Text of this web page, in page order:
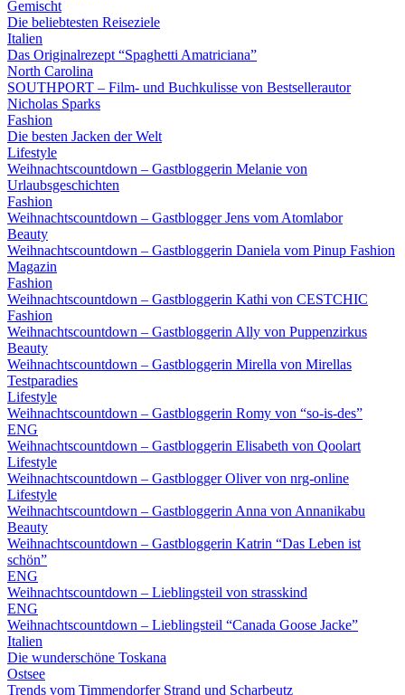
Gemischt
Die beliebtesten Reiseziele
Italien
Das Originalrezept “Spaghetti Amatriciana”
North Carolina
SOUTHPORT – Film- und Buchkulisse von Bestsellerautor
Nicholas Sparks
Fashion
Die besten Jacken der Welt
Lifestyle
Weihnachtscountdown – Gastbloggerin Melanie von
Urlaubsgeschichten
Fashion
Weihnachtscountdown – Gastblogger Jens vom Atomlabor
Beauty
Weihnachtscountdown – Gastbloggerin Daniela vom Pinup Fashion
Magazin
Fashion
Weihnachtscountdown – Gastbloggerin Kathi von CESTCHIC
Fashion
Weihnachtscountdown – Gastbloggerin Ally von Puppenzirkus
Beauty
Weihnachtscountdown – Gastbloggerin Mirella von Mirellas
Testparadies
Lifestyle
Weihnachtscountdown – Gastbloggerin Romy von “so-is-des”
ENG
Weihnachtscountdown – Gastbloggerin Elisabeth von Qoolart
Lifestyle
Weihnachtscountdown – Gastblogger Oliver von nrg-online
Lifestyle
Weihnachtscountdown – Gastbloggerin Anna von Annanikabu
Beauty
Weihnachtscountdown – Gastbloggerin Katrin “Das Leben ist
schön”
ENG
Weihnachtscountdown – Lieblingsteil von strasskind
ENG
Weihnachtscountdown – Lieblingsteil “Canada Goose Jacke”
Italien
Die wunderschöne Toskana
Ostsee
Trends vom Timmendorfer Strand und Scharbeutz